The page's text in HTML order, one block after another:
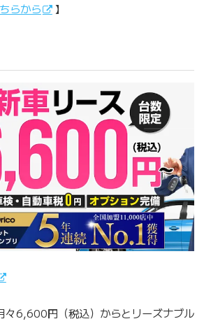
らから 】
々6,600円（税込）からとリーズナブル